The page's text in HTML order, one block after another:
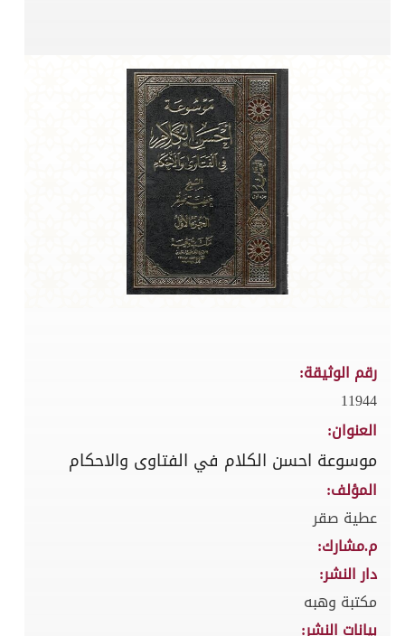
رقم الوثيقة:
11944
العنوان:
موسوعة احسن الكلام في الفتاوى والاحكام
المؤلف:
عطية صقر
م.مشارك:
دار النشر:
مكتبة وهبه
بيانات النشر: